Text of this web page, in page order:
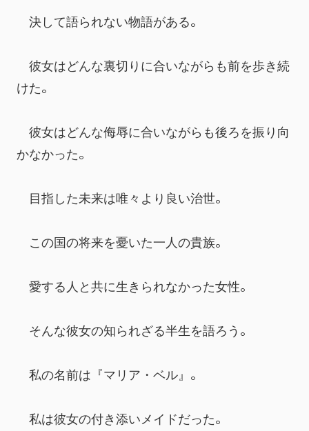
決して語られない物語がある。
彼女はどんな裏切りに合いながらも前を歩き続
けた。
彼女はどんな侮辱に合いながらも後ろを振り向
かなかった。
目指した未来は唯々より良い治世。
この国の将来を憂いた一人の貴族。
愛する人と共に生きられなかった女性。
そんな彼女の知られざる半生を語ろう。
私の名前は『マリア・ベル』。
私は彼女の付き添いメイドだった。